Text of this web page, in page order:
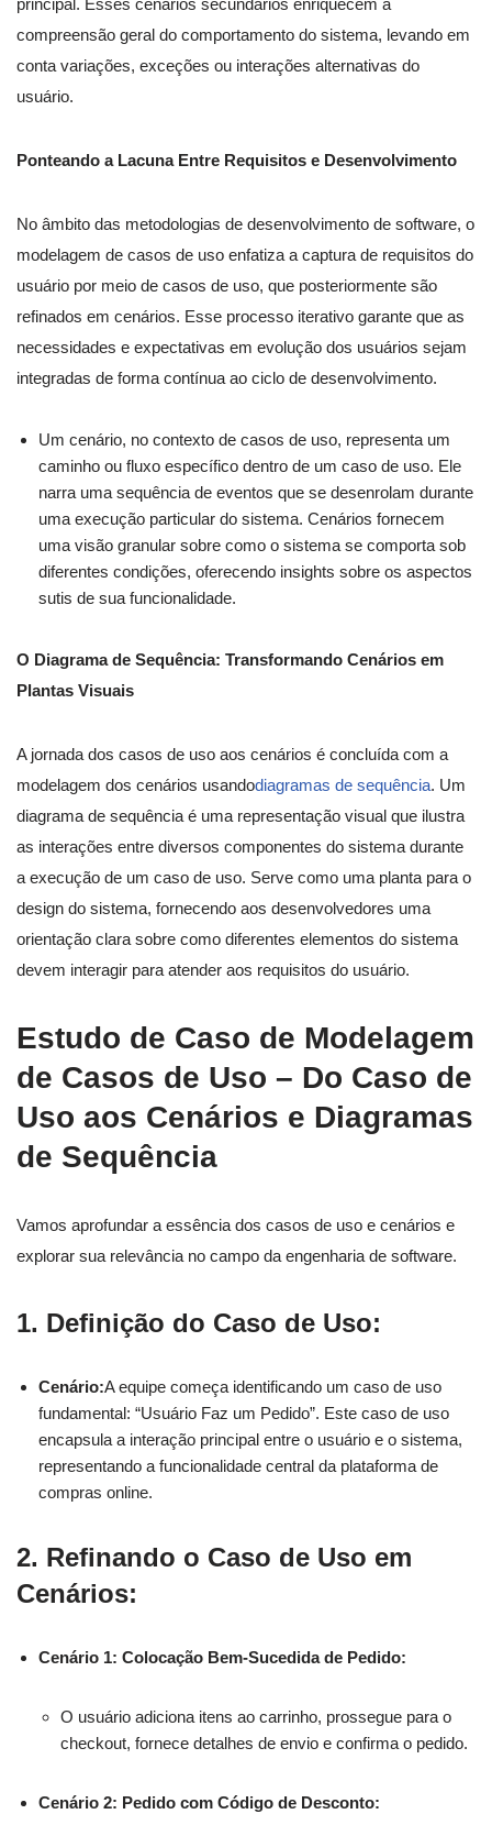
principal. Esses cenários secundários enriquecem a
compreensão geral do comportamento do sistema, levando em
conta variações, exceções ou interações alternativas do
usuário.
Ponteando a Lacuna Entre Requisitos e Desenvolvimento
No âmbito das metodologias de desenvolvimento de software, o
modelagem de casos de uso enfatiza a captura de requisitos do
usuário por meio de casos de uso, que posteriormente são
refinados em cenários. Esse processo iterativo garante que as
necessidades e expectativas em evolução dos usuários sejam
integradas de forma contínua ao ciclo de desenvolvimento.
Um cenário, no contexto de casos de uso, representa um
caminho ou fluxo específico dentro de um caso de uso. Ele
narra uma sequência de eventos que se desenrolam durante
uma execução particular do sistema. Cenários fornecem
uma visão granular sobre como o sistema se comporta sob
diferentes condições, oferecendo insights sobre os aspectos
sutis de sua funcionalidade.
O Diagrama de Sequência: Transformando Cenários em
Plantas Visuais
A jornada dos casos de uso aos cenários é concluída com a
modelagem dos cenários usandodiagramas de sequência. Um
diagrama de sequência é uma representação visual que ilustra
as interações entre diversos componentes do sistema durante
a execução de um caso de uso. Serve como uma planta para o
design do sistema, fornecendo aos desenvolvedores uma
orientação clara sobre como diferentes elementos do sistema
devem interagir para atender aos requisitos do usuário.
Estudo de Caso de Modelagem
de Casos de Uso – Do Caso de
Uso aos Cenários e Diagramas
de Sequência
Vamos aprofundar a essência dos casos de uso e cenários e
explorar sua relevância no campo da engenharia de software.
1. Definição do Caso de Uso:
Cenário:A equipe começa identificando um caso de uso
fundamental: “Usuário Faz um Pedido”. Este caso de uso
encapsula a interação principal entre o usuário e o sistema,
representando a funcionalidade central da plataforma de
compras online.
2. Refinando o Caso de Uso em
Cenários:
Cenário 1: Colocação Bem-Sucedida de Pedido:
O usuário adiciona itens ao carrinho, prossegue para o
checkout, fornece detalhes de envio e confirma o pedido.
Cenário 2: Pedido com Código de Desconto: